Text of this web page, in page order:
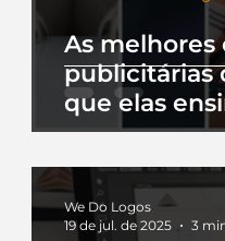
As melhores
publicitárias
que elas
We Do Logos
19 de jul. de 2025
3